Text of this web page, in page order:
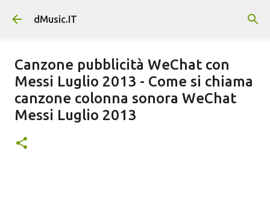
Passa ai contenuti principali
dMusic.IT
Canzone pubblicità WeChat con
Messi Luglio 2013 - Come si chiama
canzone colonna sonora WeChat
Messi Luglio 2013